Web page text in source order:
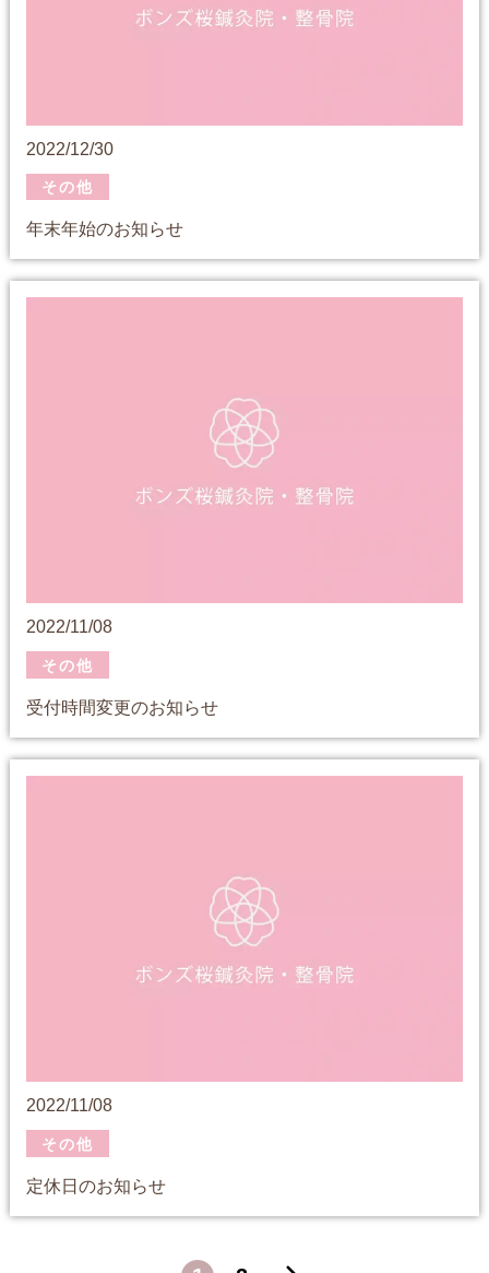
2022/12/30
その他
年末年始のお知らせ
2022/11/08
その他
受付時間変更のお知らせ
2022/11/08
その他
定休日のお知らせ